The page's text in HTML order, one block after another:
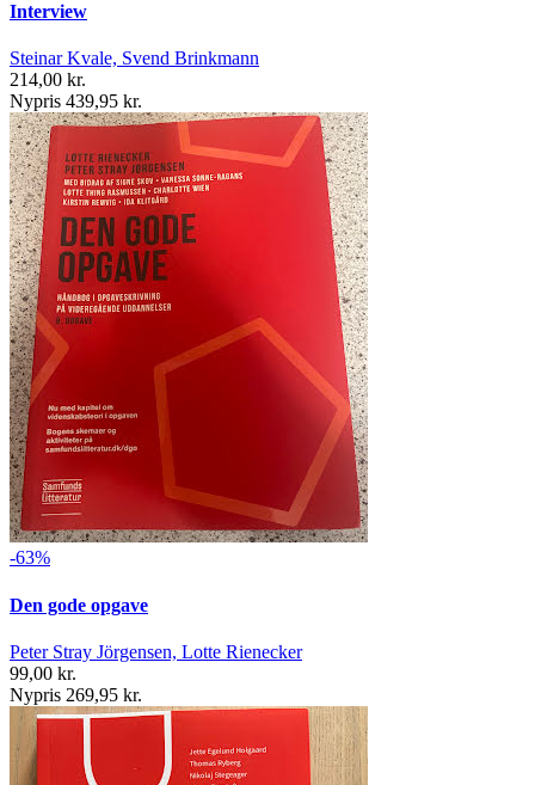
Interview
Steinar Kvale, Svend Brinkmann
214,00 kr.
Nypris 439,95 kr.
-63%
Den gode opgave
Peter Stray Jörgensen, Lotte Rienecker
99,00 kr.
Nypris 269,95 kr.